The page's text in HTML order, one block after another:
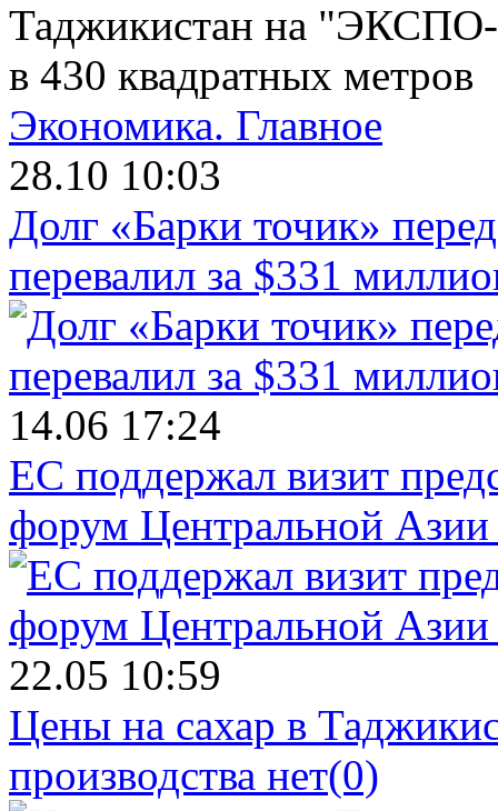
Таджикистан на "ЭКСПО-
в 430 квадратных метров
Экономика. Главное
28.10 10:03
Долг «Барки точик»
перевалил за $331
14.06 17:24
ЕС поддержал визит
форум Центральной Азии
22.05 10:59
Цены на сахар в
производства нет(0)